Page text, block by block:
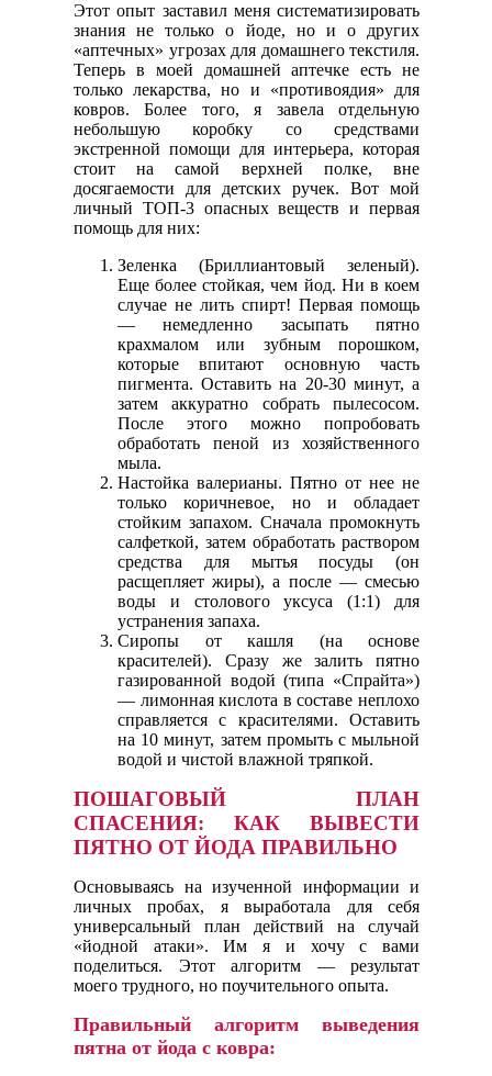
Этот опыт заставил меня систематизировать
знания не только о йоде, но и о других
«аптечных» угрозах для домашнего текстиля.
Теперь в моей домашней аптечке есть не
только лекарства, но и «противоядия» для
ковров. Более того, я завела отдельную
небольшую коробку со средствами
экстренной помощи для интерьера, которая
стоит на самой верхней полке, вне
досягаемости для детских ручек. Вот мой
личный ТОП-3 опасных веществ и первая
помощь для них:
Зеленка (Бриллиантовый зеленый).
Еще более стойкая, чем йод. Ни в коем
случае не лить спирт! Первая помощь
— немедленно засыпать пятно
крахмалом или зубным порошком,
которые впитают основную часть
пигмента. Оставить на 20-30 минут, а
затем аккуратно собрать пылесосом.
После этого можно попробовать
обработать пеной из хозяйственного
мыла.
Настойка валерианы. Пятно от нее не
только коричневое, но и обладает
стойким запахом. Сначала промокнуть
салфеткой, затем обработать раствором
средства для мытья посуды (он
расщепляет жиры), а после — смесью
воды и столового уксуса (1:1) для
устранения запаха.
Сиропы от кашля (на основе
красителей). Сразу же залить пятно
газированной водой (типа «Спрайта»)
— лимонная кислота в составе неплохо
справляется с красителями. Оставить
на 10 минут, затем промыть с мыльной
водой и чистой влажной тряпкой.
ПОШАГОВЫЙ ПЛАН
СПАСЕНИЯ: КАК ВЫВЕСТИ
ПЯТНО ОТ ЙОДА ПРАВИЛЬНО
Основываясь на изученной информации и
личных пробах, я выработала для себя
универсальный план действий на случай
«йодной атаки». Им я и хочу с вами
поделиться. Этот алгоритм — результат
моего трудного, но поучительного опыта.
Правильный алгоритм выведения
пятна от йода с ковра: